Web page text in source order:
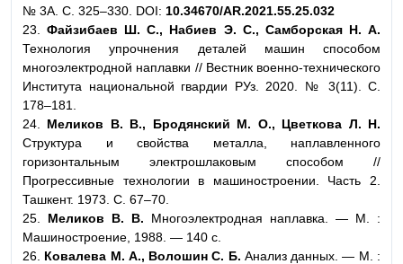
№ 3А. С. 325–330. DOI: 10.34670/AR.2021.55.25.032
23.
Файзибаев Ш. С., Набиев Э. С., Самборская Н. А.
Технология упрочнения деталей машин способом
многоэлектродной наплавки // Вестник военно-технического
Института национальной гвардии РУз. 2020. № 3(11). С.
178–181.
24. Меликов В. В., Бродянский М. О., Цветкова Л. Н.
Структура и свойства металла, наплавленного
горизонтальным электрошлаковым способом //
Прогрессивные технологии в машиностроении. Часть 2.
Ташкент. 1973. С. 67–70.
25. Меликов В. В. Многоэлектродная наплавка. — М. :
Машиностроение, 1988. — 140 с.
26. Ковалева М. А., Волошин С. Б. Анализ данных. — М. :